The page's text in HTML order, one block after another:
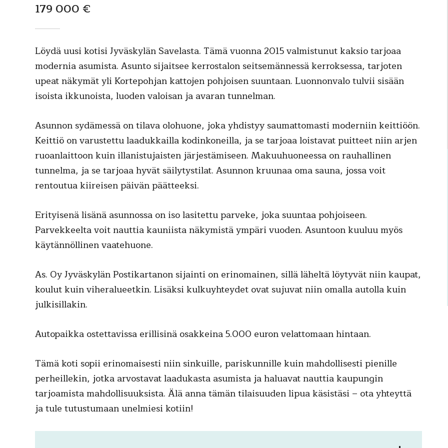
179 000 €
Löydä uusi kotisi Jyväskylän Savelasta. Tämä vuonna 2015 valmistunut kaksio tarjoaa
modernia asumista. Asunto sijaitsee kerrostalon seitsemännessä kerroksessa, tarjoten
upeat näkymät yli Kortepohjan kattojen pohjoisen suuntaan. Luonnonvalo tulvii sisään
isoista ikkunoista, luoden valoisan ja avaran tunnelman.
Asunnon sydämessä on tilava olohuone, joka yhdistyy saumattomasti moderniin keittiöön.
Keittiö on varustettu laadukkailla kodinkoneilla, ja se tarjoaa loistavat puitteet niin arjen
ruoanlaittoon kuin illanistujaisten järjestämiseen. Makuuhuoneessa on rauhallinen
tunnelma, ja se tarjoaa hyvät säilytystilat. Asunnon kruunaa oma sauna, jossa voit
rentoutua kiireisen päivän päätteeksi.
Erityisenä lisänä asunnossa on iso lasitettu parveke, joka suuntaa pohjoiseen.
Parvekkeelta voit nauttia kauniista näkymistä ympäri vuoden. Asuntoon kuuluu myös
käytännöllinen vaatehuone.
As. Oy Jyväskylän Postikartanon sijainti on erinomainen, sillä läheltä löytyvät niin kaupat,
koulut kuin viheralueetkin. Lisäksi kulkuyhteydet ovat sujuvat niin omalla autolla kuin
julkisillakin.
Autopaikka ostettavissa erillisinä osakkeina 5.000 euron velattomaan hintaan.
Tämä koti sopii erinomaisesti niin sinkuille, pariskunnille kuin mahdollisesti pienille
perheillekin, jotka arvostavat laadukasta asumista ja haluavat nauttia kaupungin
tarjoamista mahdollisuuksista. Älä anna tämän tilaisuuden lipua käsistäsi – ota yhteyttä
ja tule tutustumaan unelmiesi kotiin!